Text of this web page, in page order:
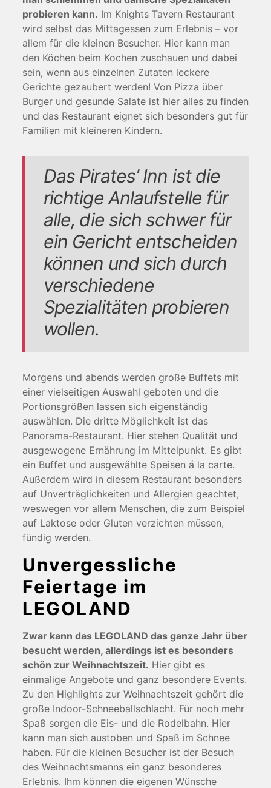
probieren kann. Im Knights Tavern Restaurant
wird selbst das Mittagessen zum Erlebnis – vor
allem für die kleinen Besucher. Hier kann man
den Köchen beim Kochen zuschauen und dabei
sein, wenn aus einzelnen Zutaten leckere
Gerichte gezaubert werden! Von Pizza über
Burger und gesunde Salate ist hier alles zu finden
und das Restaurant eignet sich besonders gut für
Familien mit kleineren Kindern.
Das Pirates’ Inn ist die
richtige Anlaufstelle für
alle, die sich schwer für
ein Gericht entscheiden
können und sich durch
verschiedene
Spezialitäten probieren
wollen.
Morgens und abends werden große Buffets mit
einer vielseitigen Auswahl geboten und die
Portionsgrößen lassen sich eigenständig
auswählen. Die dritte Möglichkeit ist das
Panorama-Restaurant. Hier stehen Qualität und
ausgewogene Ernährung im Mittelpunkt. Es gibt
ein Buffet und ausgewählte Speisen á la carte.
Außerdem wird in diesem Restaurant besonders
auf Unverträglichkeiten und Allergien geachtet,
weswegen vor allem Menschen, die zum Beispiel
auf Laktose oder Gluten verzichten müssen,
fündig werden.
Unvergessliche
Feiertage im
LEGOLAND
Zwar kann das LEGOLAND das ganze Jahr über
besucht werden, allerdings ist es besonders
schön zur Weihnachtszeit. Hier gibt es
einmalige Angebote und ganz besondere Events.
Zu den Highlights zur Weihnachtszeit gehört die
große Indoor-Schneeballschlacht. Für noch mehr
Spaß sorgen die Eis- und die Rodelbahn. Hier
kann man sich austoben und Spaß im Schnee
haben. Für die kleinen Besucher ist der Besuch
des Weihnachtsmanns ein ganz besonderes
Erlebnis. Ihm können die eigenen Wünsche